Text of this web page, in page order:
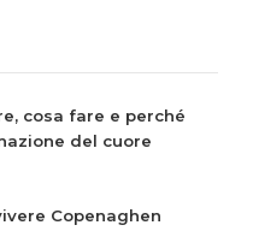
cosa fare e perché
del cuore
Copenaghen